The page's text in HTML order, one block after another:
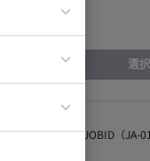
高成長企業
選
キーワード
スキル、職種、JOBID（JA-